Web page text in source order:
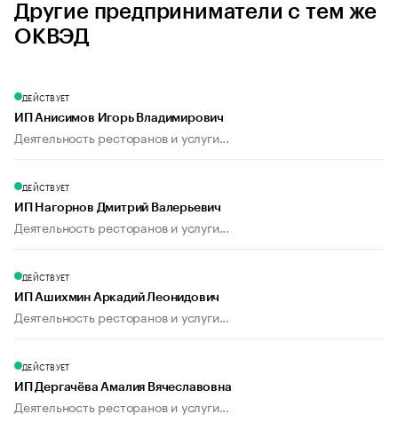
Другие предприниматели с тем же
ОКВЭД
ДЕЙСТВУЕТ
ИП Анисимов Игорь Владимирович
Деятельность ресторанов и услуги...
ДЕЙСТВУЕТ
ИП Нагорнов Дмитрий Валерьевич
Деятельность ресторанов и услуги...
ДЕЙСТВУЕТ
ИП Ашихмин Аркадий Леонидович
Деятельность ресторанов и услуги...
ДЕЙСТВУЕТ
ИП Дергачёва Амалия Вячеславовна
Деятельность ресторанов и услуги...